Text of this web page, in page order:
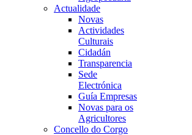
Actualidade
Novas
Actividades
Culturais
Cidadán
Transparencia
Sede
Electrónica
Guía Empresas
Novas para os
Agricultores
Concello do Corgo